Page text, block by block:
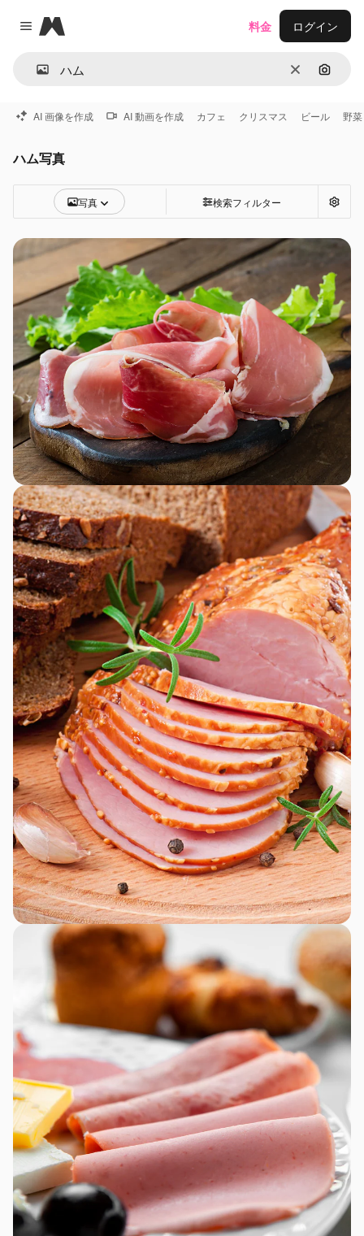
Close menu
Magnific
消去 画像で
料金 ログイン
AI 画像を作成 AI 動画を作成 カフェ クリスマス ビール 野菜
ハム写真
写真 検索フィルター